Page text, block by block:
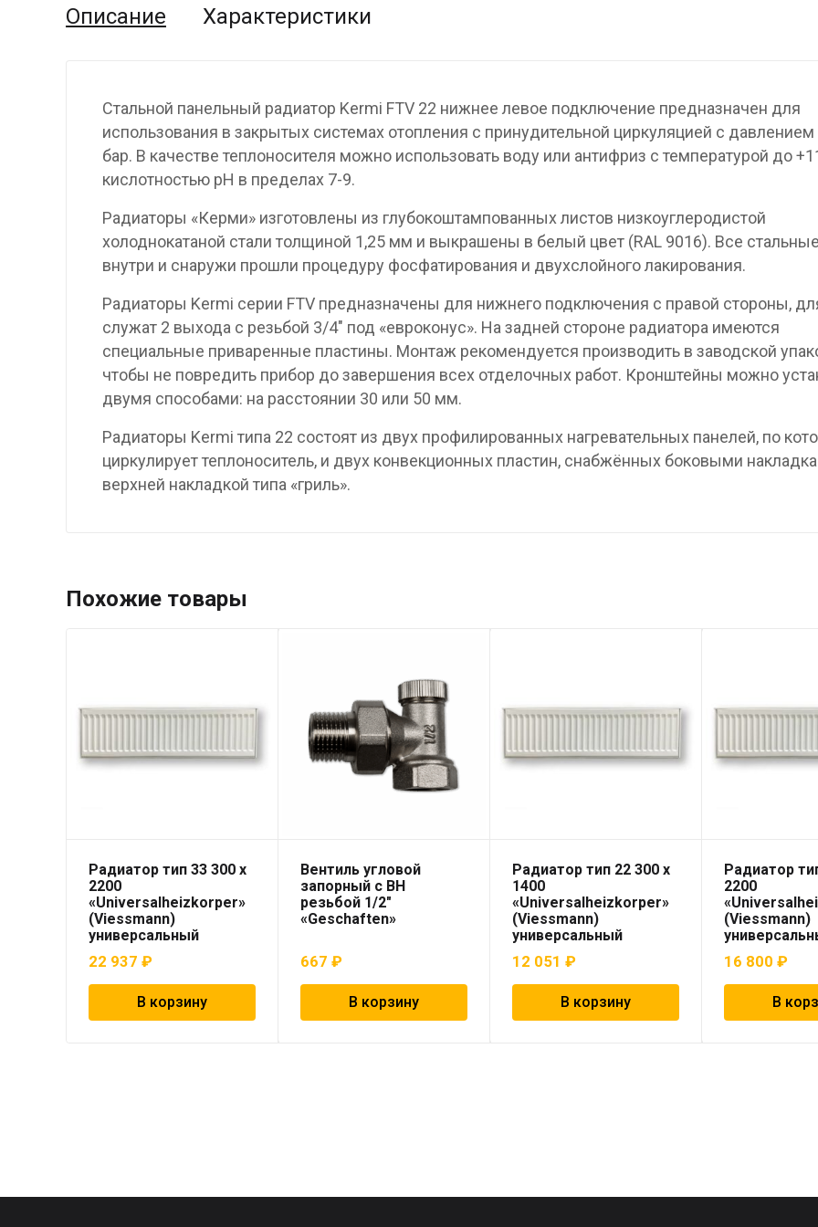
Описание Характеристики
Стальной панельный радиатор Kermi FTV 22 нижнее левое подключение предназначен для
использования в закрытых системах отопления с принудительной циркуляцией с
бар. В качестве теплоносителя можно использовать воду или антифриз с температурой до
кислотностью pH в пределах 7-9.
Радиаторы «Керми» изготовлены из глубокоштампованных листов низкоуглеродистой
холоднокатаной стали толщиной 1,25 мм и выкрашены в белый цвет (RAL 9016). Все
внутри и снаружи прошли процедуру фосфатирования и двухслойного лакирования.
Радиаторы Kermi серии FTV предназначены для нижнего подключения с правой стороны,
служат 2 выхода с резьбой 3/4″ под «евроконус». На задней стороне радиатора имеются
специальные приваренные пластины. Монтаж рекомендуется производить в заводской
чтобы не повредить прибор до завершения всех отделочных работ. Кронштейны можно
двумя способами: на расстоянии 30 или 50 мм.
Радиаторы Kermi типа 22 состоят из двух профилированных нагревательных панелей, по
циркулирует теплоноситель, и двух конвекционных пластин, снабжённых боковыми
верхней накладкой типа «гриль».
Похожие товары
Радиатор тип 33 300 x
2200
«Universalheizkorper»
(Viessmann)
универсальный
22 937 ₽
В корзину
Вентиль угловой
запорный с ВН
резьбой 1/2″
«Geschaften»
667₽
В корзину
Радиатор тип 22 300 x
1400
«Universalheizkorper»
(Viessmann)
универсальный
12 051₽
В корзину
Радиатор
2200
(Viessmann)
16 800₽
В